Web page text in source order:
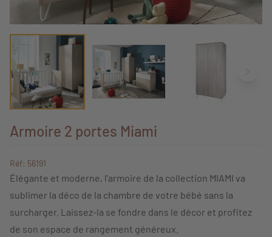
Armoire 2 portes Miami
Réf: 56191
Élégante et moderne, l'armoire de la collection MIAMI va
sublimer la déco de la chambre de votre bébé sans la
surcharger. Laissez-la se fondre dans le décor et profitez
de son espace de rangement généreux.